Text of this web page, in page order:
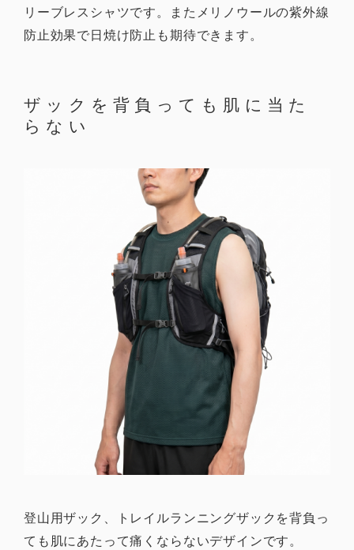
リーブレスシャツです。またメリノウールの紫外線
防止効果で日焼け防止も期待できます。
ザックを背負っても肌に当た
らない
登山用ザック、トレイルランニングザックを背負っ
ても肌にあたって痛くならないデザインです。